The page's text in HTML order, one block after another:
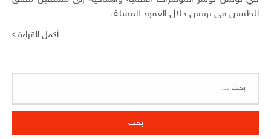
للطقس في تونس خلال العقود المقبلة،...
أكمل القراءة